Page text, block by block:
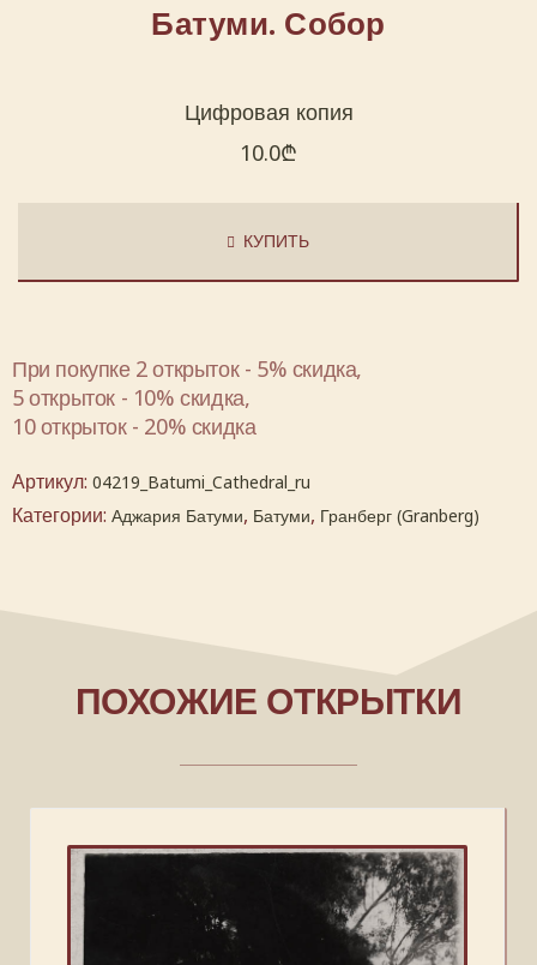
Батуми. Собор
Цифровая копия
10.0₾
КУПИТЬ
При покупке 2 открыток - 5% скидка,
5 открыток - 10% скидка,
10 открыток - 20% скидка
Артикул: 04219_Batumi_Cathedral_ru
Категории: Аджария Батуми, Батуми, Гранберг (Granberg)
ПОХОЖИЕ ОТКРЫТКИ